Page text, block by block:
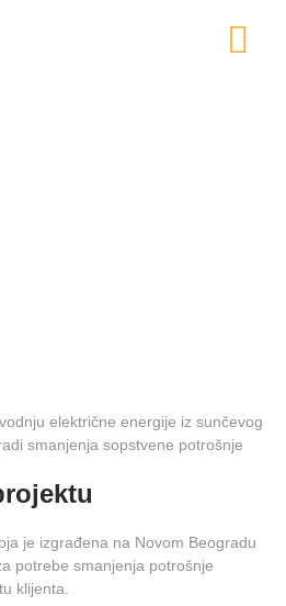
električne energije iz sunčevog
smanjenja sopstvene potrošnje
je izgrađena na Novom Beogradu
potrebe smanjenja potrošnje
klijenta.